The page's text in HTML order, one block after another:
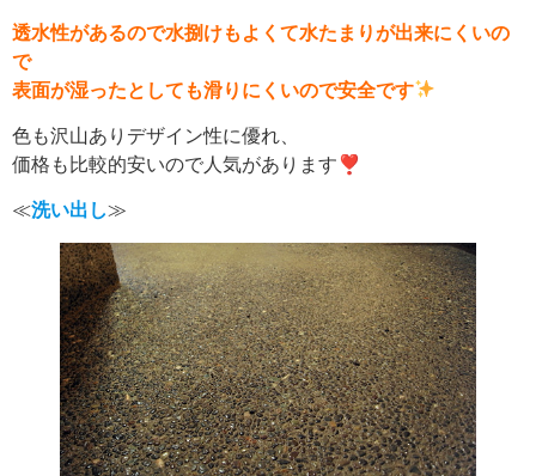
透水性があるので水捌けもよくて水たまりが出来にくいの
で
表面が湿ったとしても滑りにくいので安全です
色も沢山ありデザイン性に優れ、
価格も比較的安いので人気があります❣
≪洗い出し≫